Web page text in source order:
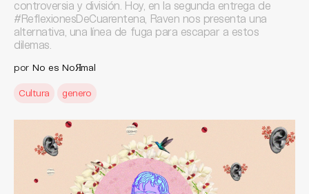
controversia y división. Hoy, en la segunda entrega de
#ReflexionesDeCuarentena, Raven nos presenta una
alternativa, una línea de fuga para escapar a estos
dilemas.
por No es NoЯmal
Cultura genero